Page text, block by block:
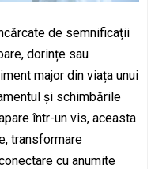
de semnificații
dorințe sau
major din viața unui
și schimbările
într-un vis, aceasta
transformare
cu anumite